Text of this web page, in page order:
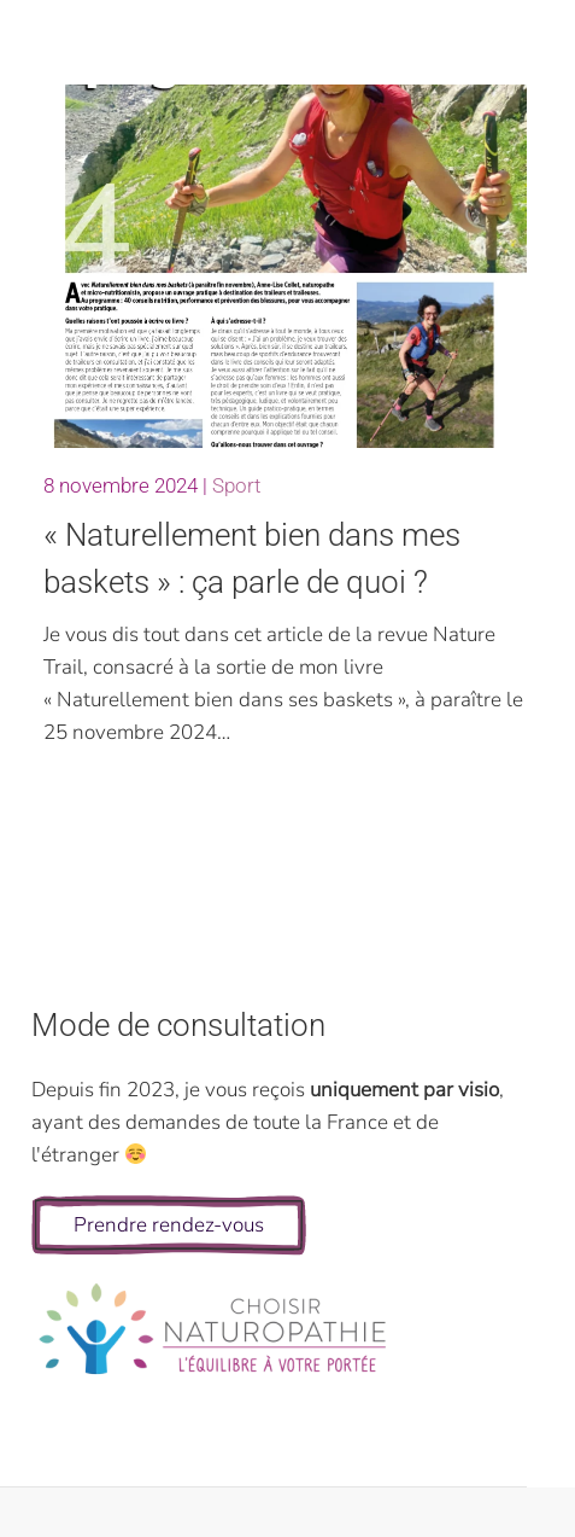
8 novembre 2024| Sport
« Naturellement bien dans mes
baskets » : ça parle de quoi ?
Je vous dis tout dans cet article de la revue Nature
Trail, consacré à la sortie de mon livre
« Naturellement bien dans ses baskets », à paraître le
25 novembre 2024…
Mode de consultation
Depuis fin 2023, je vous reçois uniquement par visio,
ayant des demandes de toute la France et de
l'étranger
Prendre rendez-vous